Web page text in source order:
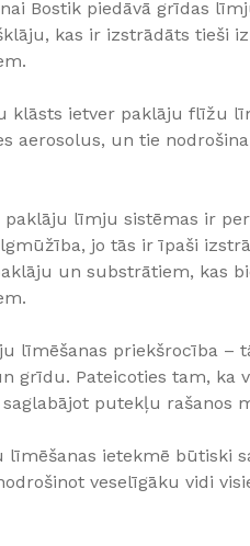
Bostik piedāvā grīdas
kas ir izstrādāts tieši
klāsts ietver paklāju flīžu
aerosolus, un tie
paklāju līmju sistēmas ir
jo tās ir īpaši
un substrātiem, kas
līmēšanas priekšrocība –
grīdu. Pateicoties tam, ka
putekļu rašanos
līmēšanas ietekmē būtiski
veselīgāku vidi